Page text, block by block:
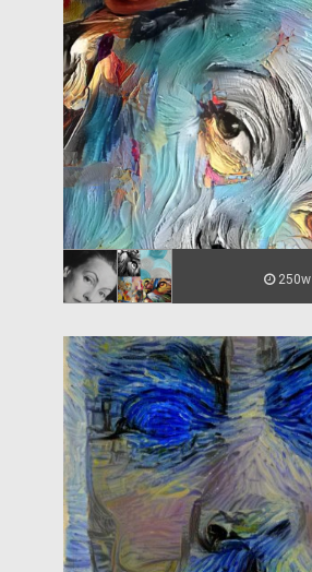
250w